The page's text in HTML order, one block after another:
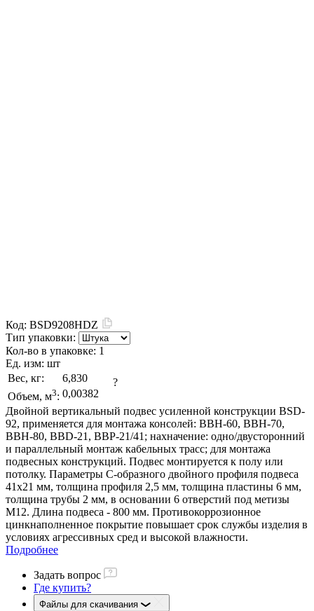
Код: BSD9208HDZ
Тип упаковки:
Кол-во в упаковке: 1
Ед. изм: шт
Вес, кг:
6,830
Объем, м3: 0,00382
?
Двойной вертикальный подвес усиленной конструкции BSD-
92, применяется для монтажа консолей: ВВН-60, ВВН-70,
ВВН-80, BBD-21, BBP-21/41; нахначение: одно/двусторонний
и параллельный монтаж кабельных трасс; для монтажа
подвесных конструкций. Подвес монтируется к полу или
потолку. Параметры С-образного двойного профиля подвеса
41х21 мм, толщина профиля 2,5 мм, толщина пластины 6 мм,
толщина трубы 2 мм, в основании 6 отверстий под метизы
М12. Длина подвеса - 800 мм. Противокоррозионное
цинкнаполненное покрытие повышает срок службы изделия в
условиях агрессивных сред и высокой влажности.
Подробнее
Задать вопрос
Где купить?
Файлы для скачивания